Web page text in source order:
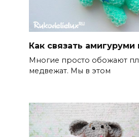
Как связать
Многие просто обожают
медвежат. Мы в этом